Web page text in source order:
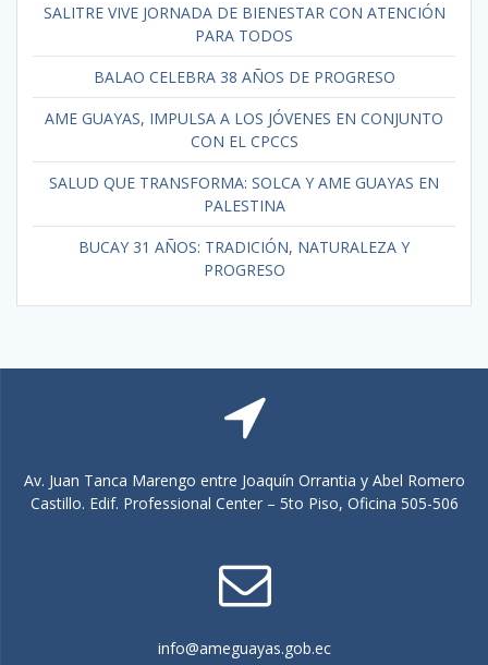
SALITRE VIVE JORNADA DE BIENESTAR CON ATENCIÓN
PARA TODOS
BALAO CELEBRA 38 AÑOS DE PROGRESO
AME GUAYAS, IMPULSA A LOS JÓVENES EN CONJUNTO
CON EL CPCCS
SALUD QUE TRANSFORMA: SOLCA Y AME GUAYAS EN
PALESTINA
BUCAY 31 AÑOS: TRADICIÓN, NATURALEZA Y
PROGRESO
Av. Juan Tanca Marengo entre Joaquín Orrantia y Abel Romero
Castillo. Edif. Professional Center – 5to Piso, Oficina 505-506
info@ameguayas.gob.ec